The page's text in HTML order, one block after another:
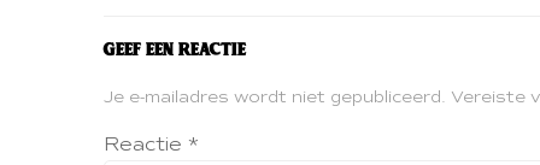
Geef een reactie
Je e-mailadres wordt niet gepubliceerd. Vereiste
Reactie *